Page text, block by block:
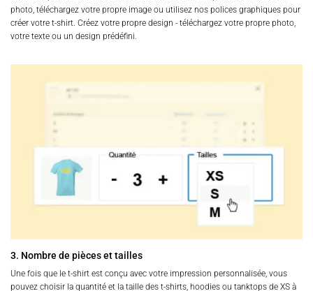
photo, téléchargez votre propre image ou utilisez nos polices graphiques pour
créer votre t-shirt. Créez votre propre design - téléchargez votre propre photo,
votre texte ou un design prédéfini.
3. Nombre de pièces et tailles
Une fois que le t-shirt est conçu avec votre impression personnalisée, vous
pouvez choisir la quantité et la taille des t-shirts, hoodies ou tanktops de XS à